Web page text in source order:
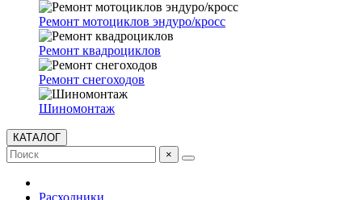
Ремонт мотоциклов эндуро/кросс
Ремонт квадроциклов
Ремонт снегоходов
Шиномонтаж
КАТАЛОГ
×
Расходники